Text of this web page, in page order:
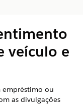
veículo e
empréstimo ou
as divulgações